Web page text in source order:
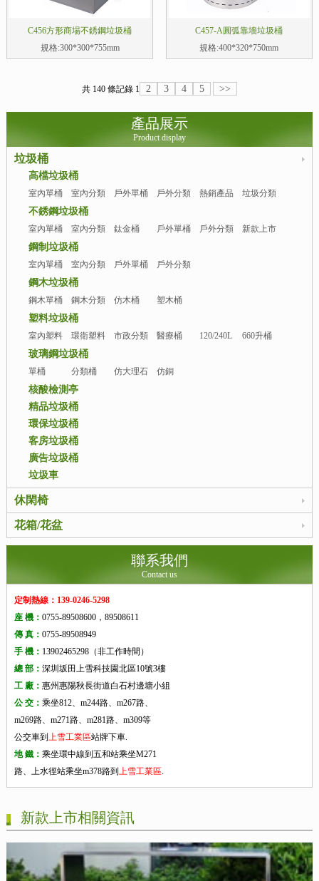
產品展示
Product display
垃圾桶
高檔垃圾桶
室內單桶 室內分類 戶外單桶 戶外分類 熱銷產品
垃圾分類
不銹鋼垃圾桶
室內單桶
室內分類
桶
鈦金桶 戶外單桶
戶外分類
新款上市
鋼制垃圾桶
室內單桶
室內分類
桶
戶外單桶
戶外分類
鋼木垃圾桶
鋼木單桶
鋼木分類
桶
仿木桶 塑木桶
塑料垃圾桶
室內塑料
桶
環衛塑料
桶
市政分類
醫療桶 120/240L 660升桶
玻璃鋼垃圾桶
單桶 分類桶
仿大理石
仿銅
核酸檢測亭
精品垃圾桶
環保垃圾桶
客房垃圾桶
廣告垃圾桶
垃圾車
休閑椅
花箱/花盆
聯系我們
Contact us
定制熱線：139-0246-5298
座 機： 0755-89508600，89508611
傳 真： 0755-89508949
手 機： 13902465298（非工作時間）
總 部： 深圳坂田上雪科技園北區10號3樓
工 廠： 惠州惠陽秋長街道白石村邊塘小組
公 交： 乘坐812、m244路、m267路、
m269路、m271路、m281路、m309等
公交車到 上雪工業區站牌下車.
地 鐵： 乘坐環中線到五和站乘坐M271
路、上水徑站乘坐m378路到 上雪工業區.
C456方形商場不銹鋼垃圾桶
規格:300*300*755mm
C457-A圓弧靠墻垃圾桶
規格:400*320*750mm
共 140 條記錄 1 2 3 4 5 >>
新款上市相關資訊